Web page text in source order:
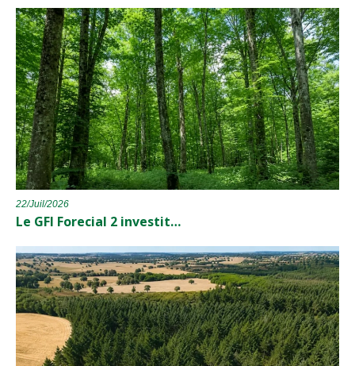
22/Juil/2026
Le GFI Forecial 2 investit…